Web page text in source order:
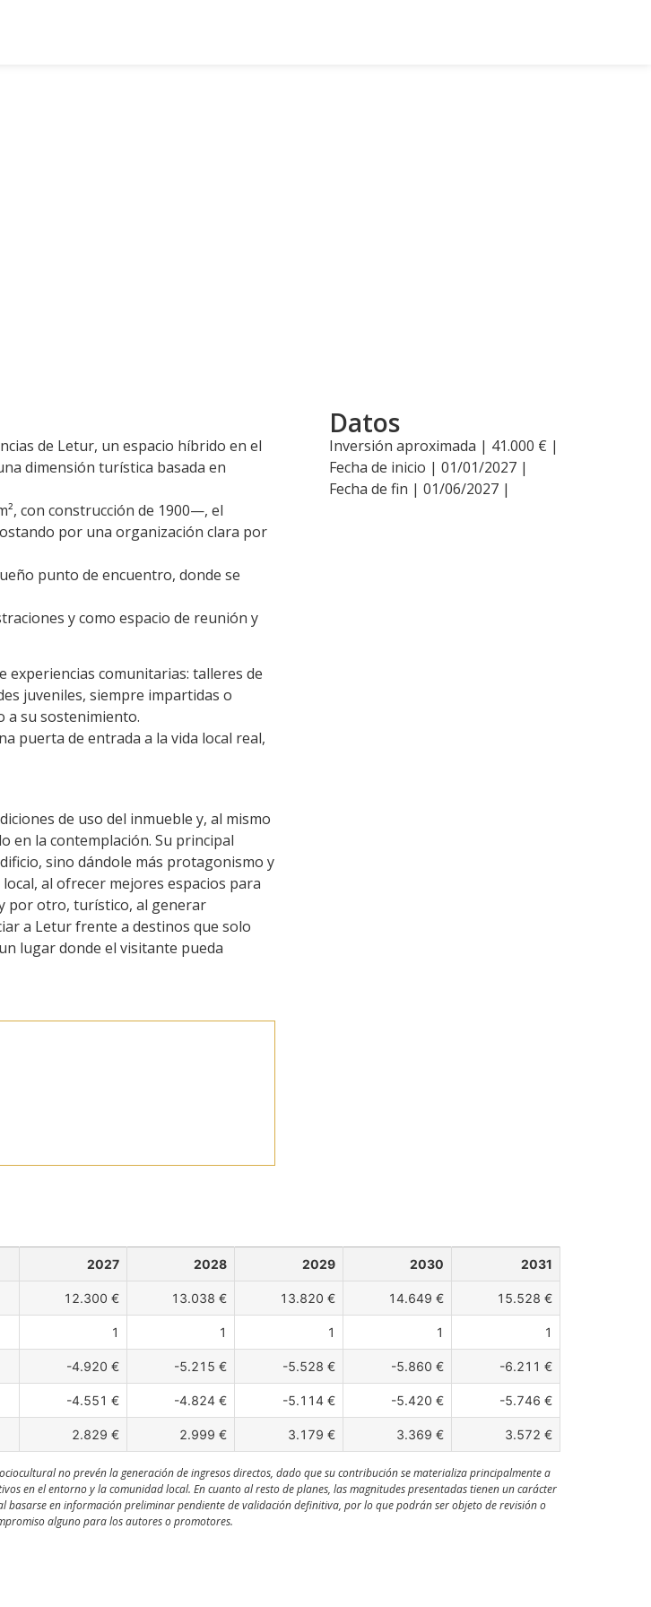
de Letur, un espacio híbrido en el
dimensión turística basada en
con construcción de 1900—, el
por una organización clara por
punto de encuentro, donde se
y como espacio de reunión y
comunitarias: talleres de
juveniles, siempre impartidas o
a su sostenimiento.
puerta de entrada a la vida local real,
de uso del inmueble y, al mismo
en la contemplación. Su principal
sino dándole más protagonismo y
al ofrecer mejores espacios para
por otro, turístico, al generar
a Letur frente a destinos que solo
lugar donde el visitante pueda
Datos
Inversión aproximada | 41.000 € |
Fecha de inicio | 01/01/2027 |
Fecha de fin | 01/06/2027 |
2027 2028 2029 2030 2031
12.300 € 13.038 € 13.820 € 14.649 € 15.528 €
1 1 1 1 1
-4.920 € -5.215 € -5.528 € -5.860 € -6.211 €
-4.551 € -4.824 € -5.114 € -5.420 € -5.746 €
2.829 € 2.999 € 3.179 € 3.369 € 3.572 €
no prevén la generación de ingresos directos, dado que su contribución se materializa principalmente a
en el entorno y la comunidad local. En cuanto al resto de planes, las magnitudes presentadas tienen un carácter
basarse en información preliminar pendiente de validación definitiva, por lo que podrán ser objeto de revisión o
alguno para los autores o promotores.